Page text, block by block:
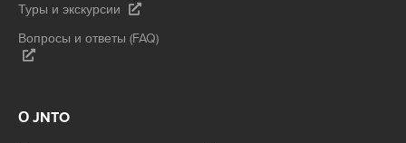
Туры и экскурсии
Вопросы и ответы (FAQ)
О JNTO